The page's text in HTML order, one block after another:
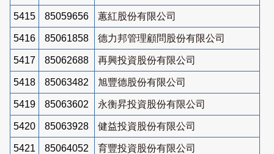
5415 85059656 蕙紅股份有限公司
5416 85061858 德力邦管理顧問股份有限公司
5417 85062688 再興投資股份有限公司
5418 85063482 旭豐德股份有限公司
5419 85063602 永衡昇投資股份有限公司
5420 85063928 健益投資股份有限公司
5421 85064052 育豐投資股份有限公司